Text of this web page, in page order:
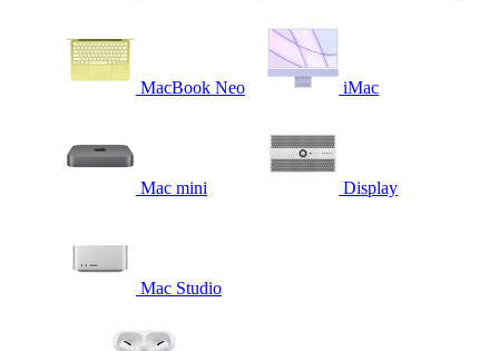
MacBook Neo iMac
Mac mini Display
Mac Studio